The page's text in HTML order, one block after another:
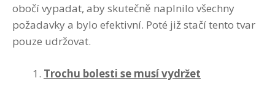
obočí vypadat, aby skutečně naplnilo všechny
požadavky a bylo efektivní. Poté již stačí tento tvar
pouze udržovat.
Trochu bolesti se musí vydržet